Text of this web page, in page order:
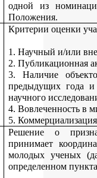
одной из
Положения.
Критерии оценки
1. Научный и/или
2. Публикационная
3. Наличие
предыдущих года
научного
4. Вовлеченность в
5.
Решение о
принимает
молодых ученых
определенном